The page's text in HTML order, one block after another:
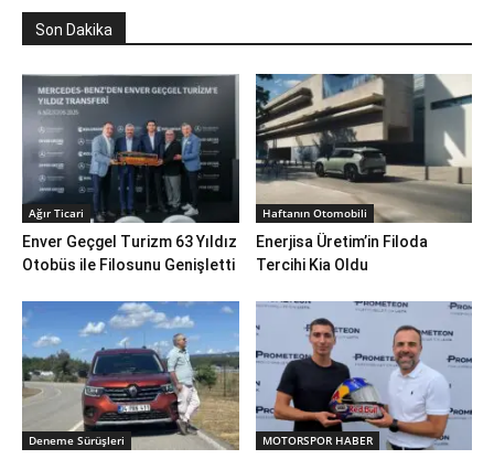
Son Dakika
Ağır Ticari
Enver Geçgel Turizm 63 Yıldız
Otobüs ile Filosunu Genişletti
Haftanın Otomobili
Enerjisa Üretim’in Filoda
Tercihi Kia Oldu
Deneme Sürüşleri MOTORSPOR HABER